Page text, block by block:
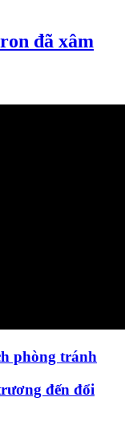
đã xâm
phòng tránh
đến đổi